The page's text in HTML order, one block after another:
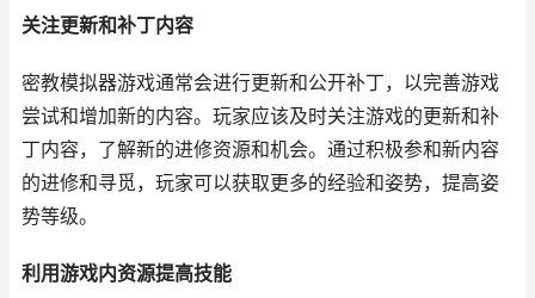
关注更新和补丁内容
密教模拟器游戏通常会进行更新和公开补丁，以完善游戏
尝试和增加新的内容。玩家应该及时关注游戏的更新和补
丁内容，了解新的进修资源和机会。通过积极参和新内容
的进修和寻觅，玩家可以获取更多的经验和姿势，提高姿
势等级。
利用游戏内资源提高技能